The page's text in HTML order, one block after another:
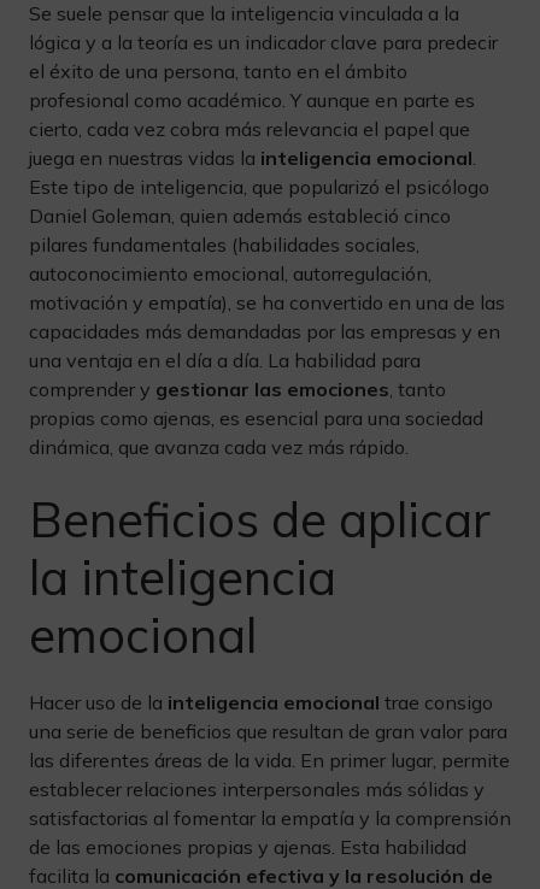
Se suele pensar que la inteligencia vinculada a la
lógica y a la teoría es un indicador clave para predecir
el éxito de una persona, tanto en el ámbito
profesional como académico. Y aunque en parte es
cierto, cada vez cobra más relevancia el papel que
juega en nuestras vidas la inteligencia emocional.
Este tipo de inteligencia, que popularizó el psicólogo
Daniel Goleman, quien además estableció cinco
pilares fundamentales (habilidades sociales,
autoconocimiento emocional, autorregulación,
motivación y empatía), se ha convertido en una de las
capacidades más demandadas por las empresas y en
una ventaja en el día a día. La habilidad para
comprender y gestionar las emociones, tanto
propias como ajenas, es esencial para una sociedad
dinámica, que avanza cada vez más rápido.
Beneficios de aplicar
la inteligencia
emocional
Hacer uso de la inteligencia emocional trae consigo
una serie de beneficios que resultan de gran valor para
las diferentes áreas de la vida. En primer lugar, permite
establecer relaciones interpersonales más sólidas y
satisfactorias al fomentar la empatía y la comprensión
de las emociones propias y ajenas. Esta habilidad
facilita la comunicación efectiva y la resolución de